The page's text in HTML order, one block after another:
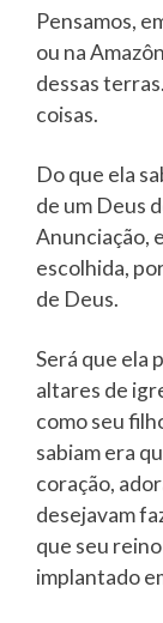
Pensamos,
ou na
dessas
coisas.
Do que ela
de um Deus
Anunciação,
escolhida,
de Deus.
Será que ela
altares de
como seu
sabiam era
coração,
desejavam
que seu
implantado